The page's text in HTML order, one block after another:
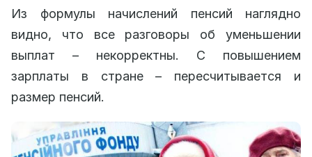
Из формулы начислений пенсий наглядно
видно, что все разговоры об уменьшении
выплат – некорректны. С повышением
зарплаты в стране – пересчитывается и
размер пенсий.